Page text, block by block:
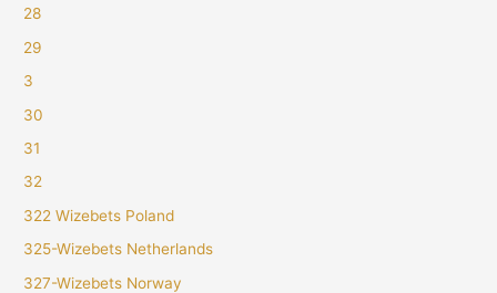
28
29
3
30
31
32
322 Wizebets Poland
325-Wizebets Netherlands
327-Wizebets Norway